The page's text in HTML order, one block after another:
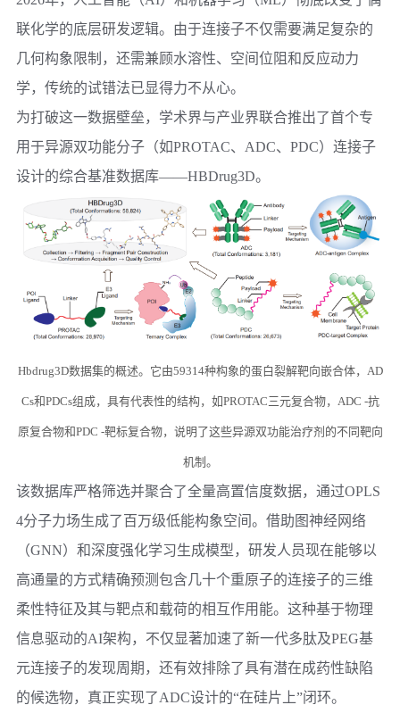
联化学的底层研发逻辑。由于连接子不仅需要满足复杂的
几何构象限制，还需兼顾水溶性、空间位阻和反应动力
学，传统的试错法已显得力不从心。
为打破这一数据壁垒，学术界与产业界联合推出了首个专
用于异源双功能分子（如PROTAC、ADC、PDC）连接子
设计的综合基准数据库——HBDrug3D。
Hbdrug3D数据集的概述。它由59314种构象的蛋白裂解靶向嵌合体，AD
Cs和PDCs组成，具有代表性的结构，如PROTAC三元复合物，ADC -抗
原复合物和PDC -靶标复合物，说明了这些异源双功能治疗剂的不同靶向
机制。
该数据库严格筛选并聚合了全量高置信度数据，通过OPLS
4分子力场生成了百万级低能构象空间。借助图神经网络
（GNN）和深度强化学习生成模型，研发人员现在能够以
高通量的方式精确预测包含几十个重原子的连接子的三维
柔性特征及其与靶点和载荷的相互作用能。这种基于物理
信息驱动的AI架构，不仅显著加速了新一代多肽及PEG基
元连接子的发现周期，还有效排除了具有潜在成药性缺陷
的候选物，真正实现了ADC设计的“在硅片上”闭环。